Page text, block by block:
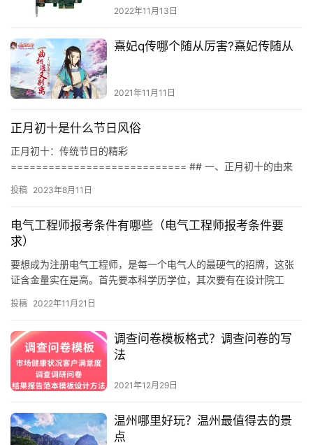
2022年11月13日
熹妃q传哪个随从厉害?熹妃传随从
2021年11月11日
正月初十是什么节日风俗
正月初十：传统节日的精彩
============================ ## 一、正月初十的由来
也是中国新…
投稿 2023年8月11日
电气工程师报考条件有哪些（电气工程师报考条件要
求）
要想成为注册电气工程师，是每一个电气人的最硬气的招牌，这张
证含金量实在是高。首先要本科学历学位，其次要有在设计院工
士内卷…
投稿 2022年11月21日
调查问卷模板格式？调查问卷的写
法
2021年12月29日
温州哪里好玩？温州最值得去的景
点